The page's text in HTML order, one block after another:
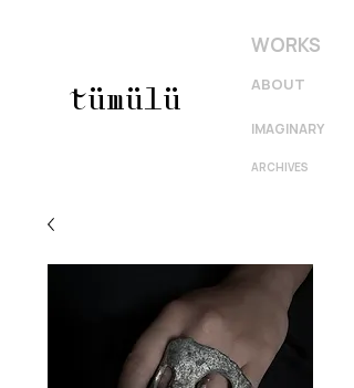
WORKS
tümülü
ARCHIVES
IMAGINARY
ABOUT